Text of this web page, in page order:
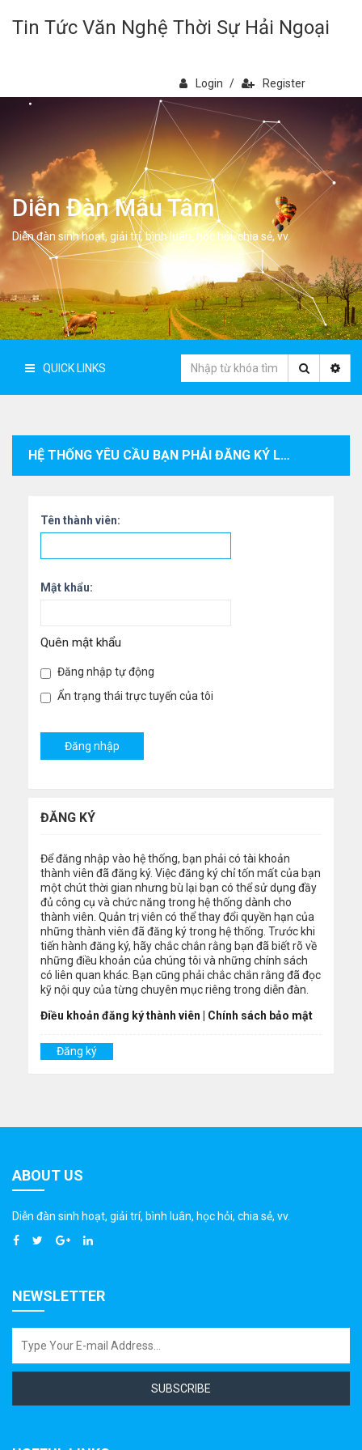
Tin Tức Văn Nghệ Thời Sự Hải Ngoại
Login / Register
Diễn Đàn Mẫu Tâm
Diễn đàn sinh hoạt, giải trí, bình luân, học hỏi, chia sẻ, vv.
QUICK LINKS
HỆ THỐNG YÊU CẦU BẠN PHẢI ĐĂNG KÝ LÀM THÀNH VIÊN VÀ ĐĂNG NHẬP VÀO HỆ THỐNG ĐỂ XEM THÔNG TIN CÁ NHÂN CỦA THÀNH VIÊN.
Tên thành viên:
Mật khẩu:
Quên mật khẩu
Đăng nhập tự động
Ẩn trạng thái trực tuyến của tôi
ĐĂNG KÝ
Để đăng nhập vào hệ thống, bạn phải có tài khoản
thành viên đã đăng ký. Việc đăng ký chỉ tốn mất của bạn
một chút thời gian nhưng bù lại bạn có thể sử dụng đầy
đủ công cụ và chức năng trong hệ thống dành cho
thành viên. Quản trị viên có thể thay đổi quyền hạn của
những thành viên đã đăng ký trong hệ thống. Trước khi
tiến hành đăng ký, hãy chắc chắn rằng bạn đã biết rõ về
những điều khoản của chúng tôi và những chính sách
có liên quan khác. Bạn cũng phải chắc chắn rằng đã đọc
kỹ nội quy của từng chuyên mục riêng trong diễn đàn.
Điều khoản đăng ký thành viên
Chính sách bảo mật
Đăng ký
ABOUT US
Diễn đàn sinh hoạt, giải trí, bình luân, học hỏi, chia sẻ, vv.
NEWSLETTER
SUBSCRIBE